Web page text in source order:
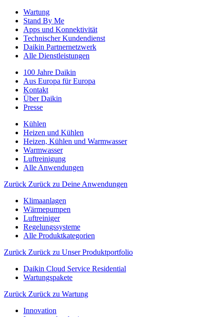
Wartung
Stand By Me
Apps und Konnektivität
Technischer Kundendienst
Daikin Partnernetzwerk
Alle Dienstleistungen
100 Jahre Daikin
Aus Europa für Europa
Kontakt
Über Daikin
Presse
Kühlen
Heizen und Kühlen
Heizen, Kühlen und Warmwasser
Warmwasser
Luftreinigung
Alle Anwendungen
Zurück Zurück zu Deine Anwendungen
Klimaanlagen
Wärmepumpen
Luftreiniger
Regelungssysteme
Alle Produktkategorien
Zurück Zurück zu Unser Produktportfolio
Daikin Cloud Service Residential
Wartungspakete
Zurück Zurück zu Wartung
Innovation